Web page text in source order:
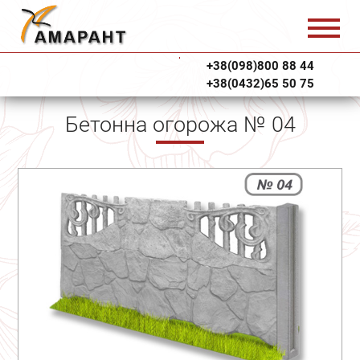
+38(098)800 88 44
+38(0432)65 50 75
Бетонна огорожа № 04